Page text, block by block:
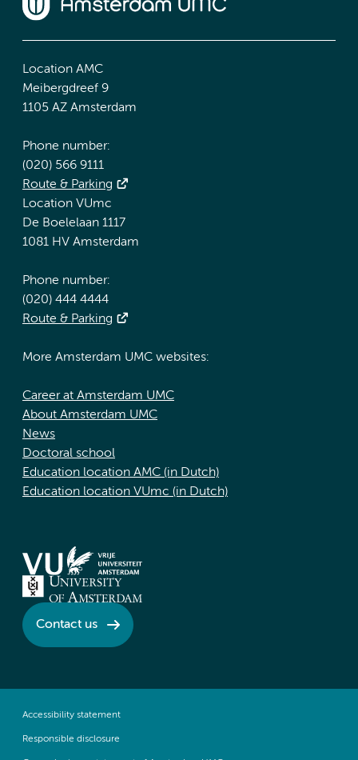
Location AMC
Meibergdreef 9
1105 AZ Amsterdam
Phone number:
(020) 566 9111
Route & Parking
Location VUmc
De Boelelaan 1117
1081 HV Amsterdam
Phone number:
(020) 444 4444
Route & Parking
More Amsterdam UMC websites:
Career at Amsterdam UMC
About Amsterdam UMC
News
Doctoral school
Education location AMC (in Dutch)
Education location VUmc (in Dutch)
Contact us
Accessibility statement
Responsible disclosure